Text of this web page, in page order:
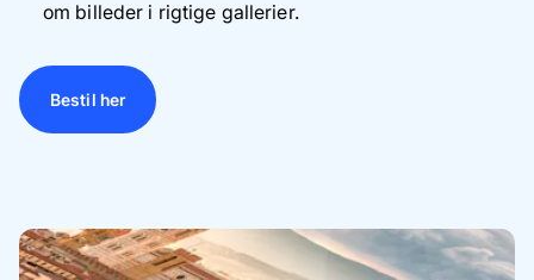
om billeder i rigtige gallerier.
Bestil her